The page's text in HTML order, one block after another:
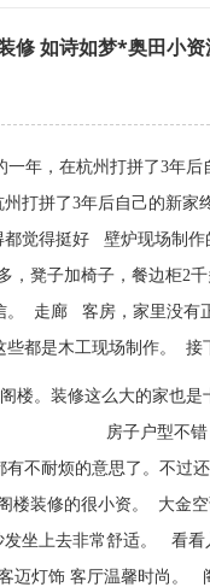
修 如诗如梦*奥田小
年，在杭州打拼了3年
后自己的新家终于大
觉得挺好 壁炉现场制
凳子加椅子，餐边柜2
。 走廊 客房，家里没
都是木工现场制作。
楼。装修这么大的家也
。 房子户型不错，有
不耐烦的意思了。不过
装修的很小资。 大金
坐上去非常舒适。 看
灯饰 客厅温馨时尚。